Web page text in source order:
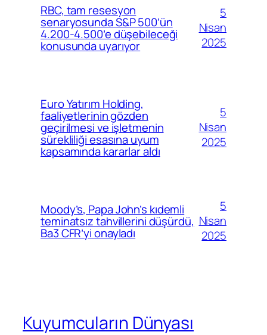
RBC, tam resesyon
senaryosunda S&P 500’ün
4.200-4.500’e düşebileceği
konusunda uyarıyor
5
Nisan
2025
Euro Yatırım Holding,
faaliyetlerinin gözden
geçirilmesi ve işletmenin
sürekliliği esasına uyum
kapsamında kararlar aldı
5
Nisan
2025
Moody’s, Papa John’s kıdemli
teminatsız tahvillerini düşürdü,
Ba3 CFR’yi onayladı
5
Nisan
2025
Kuyumcuların Dünyası